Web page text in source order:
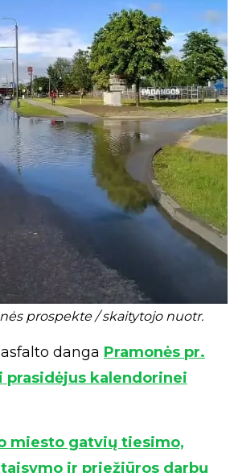
prospekte / skaitytojo nuotr.
danga Pramonės pr.
prasidėjus kalendorinei
miesto gatvių tiesimo,
ir priežiūros darbų